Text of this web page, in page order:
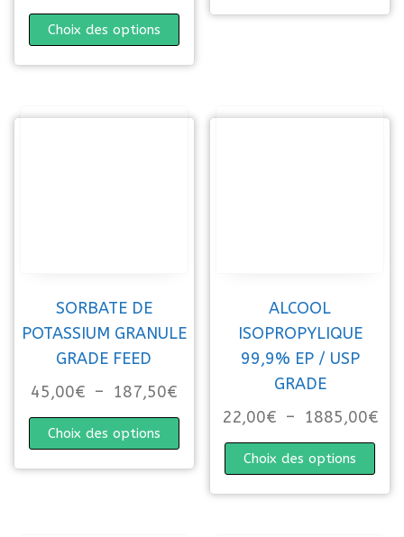
Choix des options
Ce produit a plusieurs variations.
SORBATE DE
POTASSIUM GRANULE
GRADE FEED
45,00€ – 187,50€Plage de prix : 45,00€ à
Choix des options
Ce produit a plusieurs variations.
ALCOOL
ISOPROPYLIQUE
99,9% EP / USP
GRADE
22,00€ – 1885,00€
Choix des options
Ce